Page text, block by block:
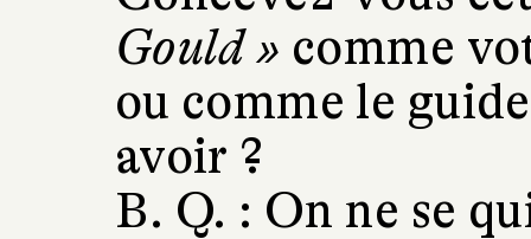
Gould » comme
ou comme le
avoir ?
B. Q. : On ne se